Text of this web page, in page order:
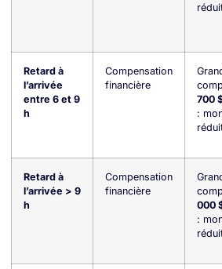
Retard à
l’arrivée
entre 6 et 9
h
Compensation
financière
700
:
Retard à
l’arrivée > 9
h
Compensation
financière
000
: